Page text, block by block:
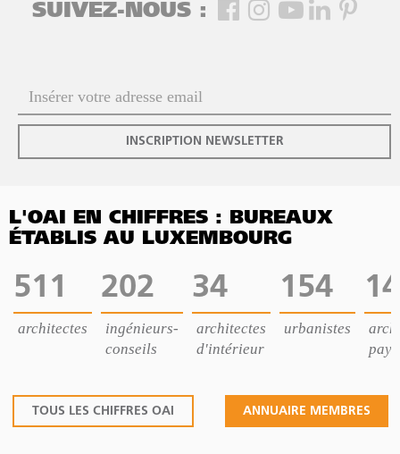
SUIVEZ-NOUS :
INSCRIPTION NEWSLETTER
L'OAI EN CHIFFRES : BUREAUX
ÉTABLIS AU LUXEMBOURG
511
architectes
202
ingénieurs-
conseils
34
architectes
d'intérieur
154
urbanistes
14
TOUS LES CHIFFRES OAI ANNUAIRE MEMBRES